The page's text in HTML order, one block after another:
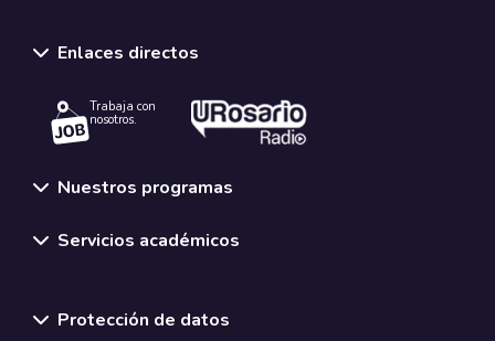
Enlaces directos
Trabaja con
nosotros.
Nuestros programas
Servicios académicos
Protección de datos